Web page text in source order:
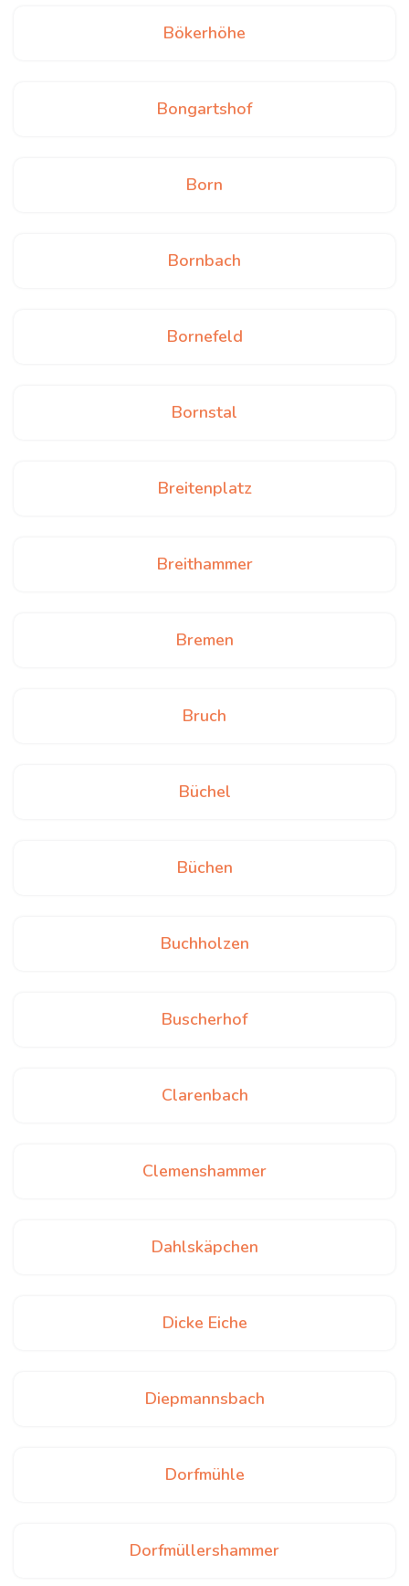
Bökerhöhe
Bongartshof
Born
Bornbach
Bornefeld
Bornstal
Breitenplatz
Breithammer
Bremen
Bruch
Büchel
Büchen
Buchholzen
Buscherhof
Clarenbach
Clemenshammer
Dahlskäpchen
Dicke Eiche
Diepmannsbach
Dorfmühle
Dorfmüllershammer